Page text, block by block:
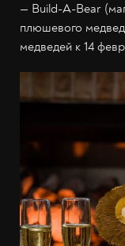
— Build-A-Bear
плюшевого
медведей к 14